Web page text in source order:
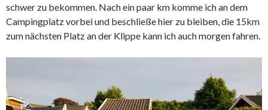
schwer zu bekommen. Nach ein paar km komme ich an dem
Campingplatz vorbei und beschließe hier zu bleiben, die 15km
zum nächsten Platz an der Klippe kann ich auch morgen fahren.